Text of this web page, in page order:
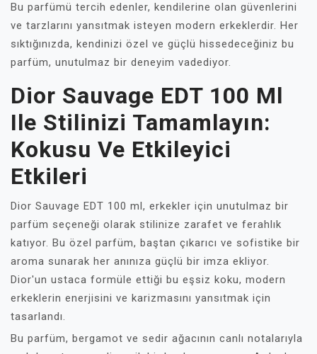
Bu parfümü tercih edenler, kendilerine olan güvenlerini
ve tarzlarını yansıtmak isteyen modern erkeklerdir. Her
sıktığınızda, kendinizi özel ve güçlü hissedeceğiniz bu
parfüm, unutulmaz bir deneyim vadediyor.
Dior Sauvage EDT 100 Ml
Ile Stilinizi Tamamlayın:
Kokusu Ve Etkileyici
Etkileri
Dior Sauvage EDT 100 ml, erkekler için unutulmaz bir
parfüm seçeneği olarak stilinize zarafet ve ferahlık
katıyor. Bu özel parfüm, baştan çıkarıcı ve sofistike bir
aroma sunarak her anınıza güçlü bir imza ekliyor.
Dior'un ustaca formüle ettiği bu eşsiz koku, modern
erkeklerin enerjisini ve karizmasını yansıtmak için
tasarlandı.
Bu parfüm, bergamot ve sedir ağacının canlı notalarıyla